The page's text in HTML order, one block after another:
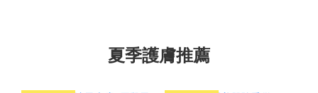
夏季護膚推薦